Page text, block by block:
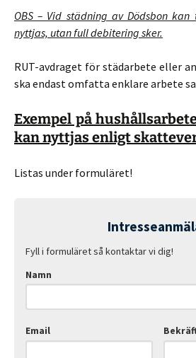
OBS – Vid städning av Dödsbon kan
nyttjas, utan full debitering sker.
RUT-avdraget för städarbete eller
ska endast omfatta enklare arbete
Exempel på
kan nyttjas enligt
Listas under formuläret!
Fyll i formuläret så kontaktar vi dig!
Namn
Email